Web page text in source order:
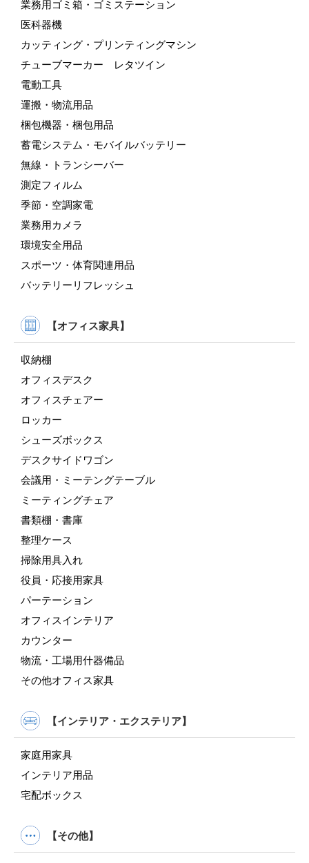
業務用ゴミ箱・ゴミステーション
医科器機
カッティング・プリンティングマシン
チューブマーカー レタツイン
電動工具
運搬・物流用品
梱包機器・梱包用品
蓄電システム・モバイルバッテリー
無線・トランシーバー
測定フィルム
季節・空調家電
業務用カメラ
環境安全用品
スポーツ・体育関連用品
バッテリーリフレッシュ
【オフィス家具】
収納棚
オフィスデスク
オフィスチェアー
ロッカー
シューズボックス
デスクサイドワゴン
会議用・ミーテングテーブル
ミーティングチェア
書類棚・書庫
整理ケース
掃除用具入れ
役員・応接用家具
パーテーション
オフィスインテリア
カウンター
物流・工場用什器備品
その他オフィス家具
【インテリア・エクステリア】
家庭用家具
インテリア用品
宅配ボックス
【その他】